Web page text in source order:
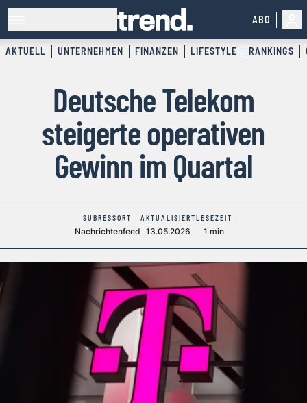
ABO
AKTUELL UNTERNEHMEN FINANZEN LIFESTYLE RANKINGS
Deutsche Telekom
steigerte operativen
Gewinn im Quartal
SUBRESSORT
Nachrichtenfeed
AKTUALISIERT
13.05.2026
LESEZEIT
1 min